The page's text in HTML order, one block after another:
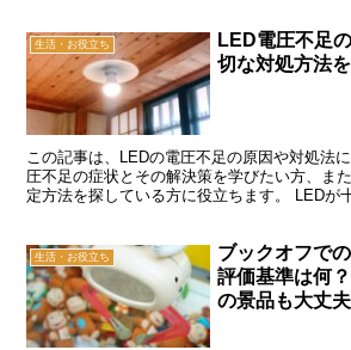
生活・お役立ち
LED電圧不足
切な対処方法
この記事は、LEDの電圧不足の原因や対処法
圧不足の症状とその解決策を学びたい方、ま
定方法を探している方に役立ちます。 LEDが
生活・お役立ち
ブックオフで
評価基準は何
の景品も大丈